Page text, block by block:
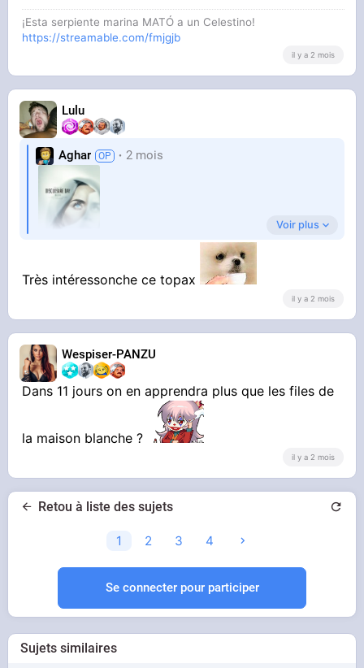
pas des trans lesbienne LFisted.
Qui est ready ?
¡Esta serpiente marina MATÓ a un Celestino!
https://streamable.com/fmjgjb
il y a 2 mois
Lulu
Aghar 2 mois
Synopsis : Si vous découvriez que nous n'étions
prouvait, cela vous ferait-il peur ?
Trailer :
Vidéo YouTube
Voir plus
Très intéressonche ce topax
il y a 2 mois
Wespiser-PANZU
Dans 11 jours on en apprendra plus que les files de
la maison blanche ?
il y a 2 mois
Retou à liste des sujets
1 2 3 4
Se connecter pour participer
Sujets similaires